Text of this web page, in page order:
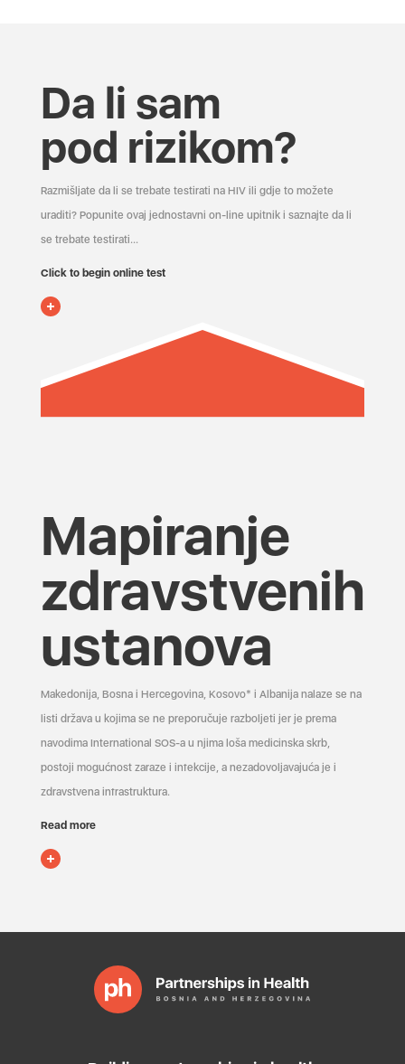
Da li sam
pod rizikom?
Razmišljate da li se trebate testirati na HIV ili gdje to možete
uraditi? Popunite ovaj jednostavni on-line upitnik i saznajte da li
se trebate testirati...
Click to begin online test
Mapiranje
zdravstvenih
ustanova
Makedonija, Bosna i Hercegovina, Kosovo* i Albanija nalaze se na
listi država u kojima se ne preporučuje razboljeti jer je prema
navodima International SOS-a u njima loša medicinska skrb,
postoji mogućnost zaraze i infekcije, a nezadovoljavajuća je i
zdravstvena infrastruktura.
Read more